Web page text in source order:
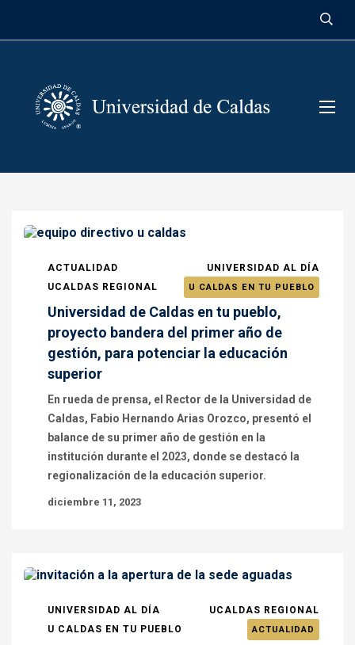
ACTUALIDAD
UNIVERSIDAD AL DÍA
UCALDAS REGIONAL
U CALDAS EN TU PUEBLO
Universidad de Caldas en tu pueblo,
proyecto bandera del primer año de
gestión, para potenciar la educación
superior
En rueda de prensa, el Rector de la Universidad de
Caldas, Fabio Hernando Arias Orozco, presentó el
balance de su primer año de gestión en la
institución durante el 2023, donde se destacó la
regionalización de la educación superior.
diciembre 11, 2023
UNIVERSIDAD AL DÍA
UCALDAS REGIONAL
U CALDAS EN TU PUEBLO
ACTUALIDAD